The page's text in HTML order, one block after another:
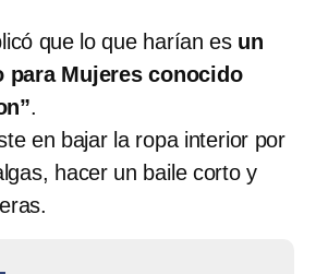
que lo que harían es un
para Mujeres conocido
.
en bajar la ropa interior por
hacer un baile corto y